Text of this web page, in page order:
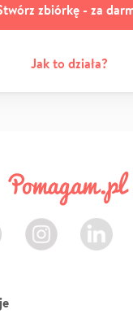
zbiórkę - za
Jak to działa?
Instagram LinkedIn